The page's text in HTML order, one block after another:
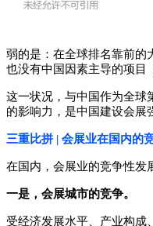
弱的是：在全球排名靠前的
也没有中国因素主导的项目
这一状况，与中国作为全球
的影响力，是中国建设会展
三重比拼 | 会展业在国内的
在国内，会展业的竞争性发
一是，会展城市的竞争。
受经济发展水平、产业构成